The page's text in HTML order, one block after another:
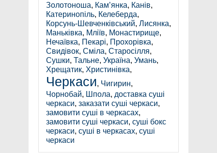
Золотоноша, Кам’янка, Канів,
Катеринопіль, Келеберда,
Корсунь-Шевченківський, Лисянка,
Маньківка, Мліїв, Монастирище,
Нечаївка, Пекарі, Прохорівка,
Свидівок, Сміла, Старосілля,
Сушки, Тальне, Україна, Умань,
Хрещатик, Христинівка,
Черкаси, Чигирин,
Чорнобай, Шпола, доставка суші
черкаси, заказати суші черкаси,
замовити суші в черкасах,
замовити суші черкаси, суші бокс
черкаси, суші в черкасах, суші
черкаси